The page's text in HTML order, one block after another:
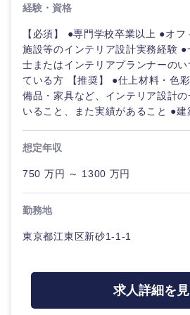
経験・資格
【必須】 ●専門学校卒業以上 ●オ
施設等のインテリア設計実務経験
士またはインテリアプランナーの
ている方 【推奨】 ●仕上材料・色
備品・家具など、インテリア設計
いること、また実績があること ●建
想定年収
750 万円 ～ 1300 万円
勤務地
東京都江東区新砂1-1-1
求人詳細を